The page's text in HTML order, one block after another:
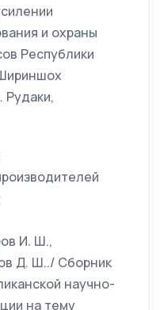
и охраны
Республики
Рудаки,
И. Ш.,
Д. Ш../ Сборник
научно-
на тему